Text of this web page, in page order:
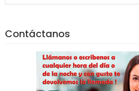
Contáctanos